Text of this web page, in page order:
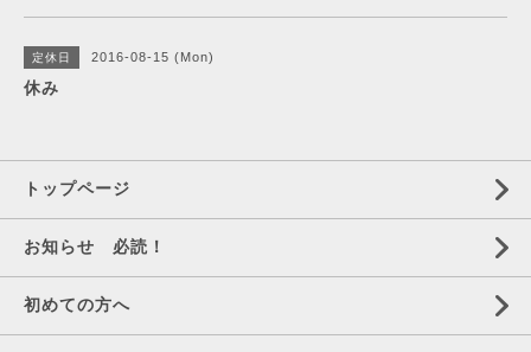
定休日 2016-08-15 (Mon)
休み
トップページ
お知らせ 必読！
初めての方へ